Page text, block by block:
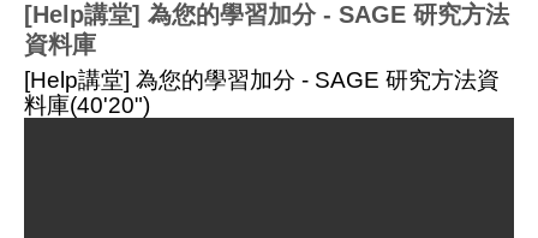
[Help講堂] 為您的學習加分 - SAGE 研究方法
資料庫
[Help講堂] 為您的學習加分 - SAGE 研究方法資
料庫(40'20")